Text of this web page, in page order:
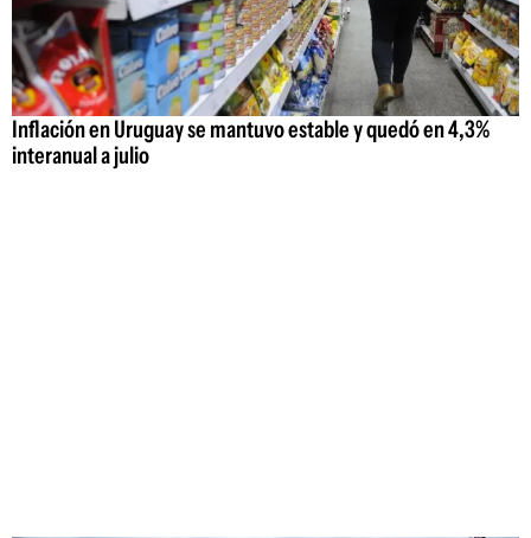
Inflación en Uruguay se mantuvo estable y quedó en 4,3%
interanual a julio